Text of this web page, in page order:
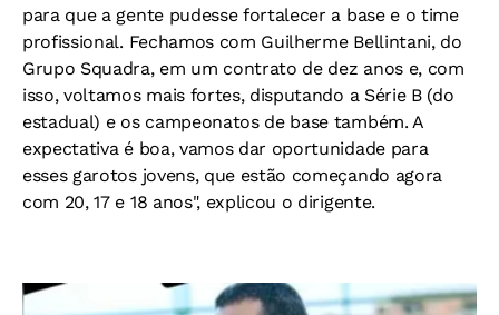
para que a gente pudesse fortalecer a base e o time
profissional. Fechamos com Guilherme Bellintani, do
Grupo Squadra, em um contrato de dez anos e, com
isso, voltamos mais fortes, disputando a Série B (do
estadual) e os campeonatos de base também. A
expectativa é boa, vamos dar oportunidade para
esses garotos jovens, que estão começando agora
com 20, 17 e 18 anos", explicou o dirigente.